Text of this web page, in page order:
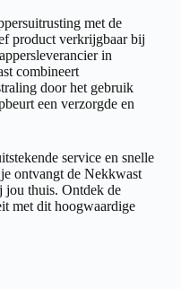
met de
product verkrijgbaar bij
in
combineert
door het gebruik
een verzorgde en
service en snelle
ontvangt de Nekkwast
jou thuis. Ontdek de
met dit hoogwaardige